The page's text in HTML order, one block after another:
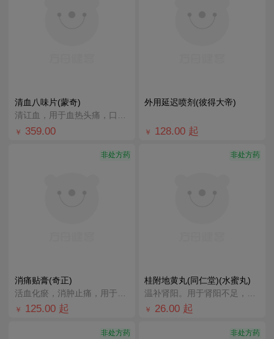
清血八味片(蒙奇)
清讧血，用于血热头痛，口渴目赤，中暑。
￥ 359.00
外用延迟喷剂(彼得大帝)
￥ 128.00 起
非处方药
消痛贴膏(奇正)
￥ 125.00 起
非处方药
桂附地黄丸(同仁堂)(水蜜丸)
￥ 26.00 起
非处方药 非处方药